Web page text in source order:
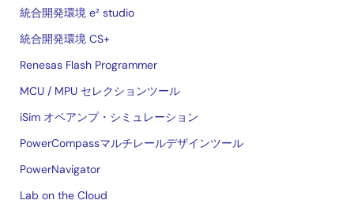
統合開発環境 e² studio
統合開発環境 CS+
Renesas Flash Programmer
MCU / MPU セレクションツール
iSim オペアンプ・シミュレーション
PowerCompassマルチレールデザインツール
PowerNavigator
Lab on the Cloud